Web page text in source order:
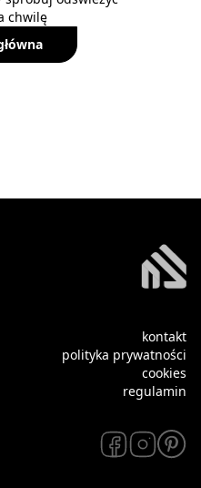
chwilę
kontakt
polityka prywatności
cookies
regulamin